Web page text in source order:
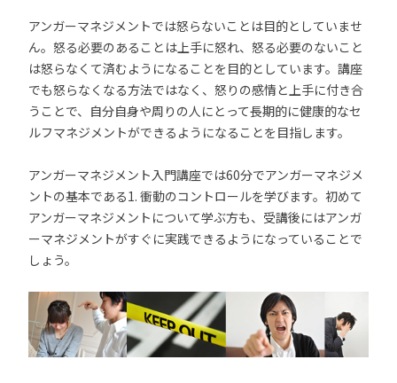
アンガーマネジメントでは怒らないことは目的としていませ
ん。怒る必要のあることは上手に怒れ、怒る必要のないこと
は怒らなくて済むようになることを目的としています。講座
でも怒らなくなる方法ではなく、怒りの感情と上手に付き合
うことで、自分自身や周りの人にとって長期的に健康的なセ
ルフマネジメントができるようになることを目指します。
アンガーマネジメント入門講座では60分でアンガーマネジメ
ントの基本である1. 衝動のコントロールを学びます。初めて
アンガーマネジメントについて学ぶ方も、受講後にはアンガ
ーマネジメントがすぐに実践できるようになっていることで
しょう。